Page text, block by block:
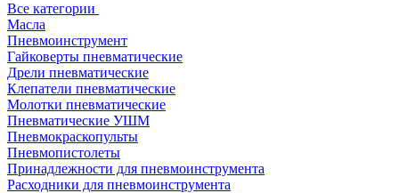
Все категории
Масла
Пневмоинструмент
Гайковерты пневматические
Дрели пневматические
Клепатели пневматические
Молотки пневматические
Пневматические УШМ
Пневмокраскопульты
Пневмопистолеты
Принадлежности для пневмоинструмента
Расходники для пневмоинструмента